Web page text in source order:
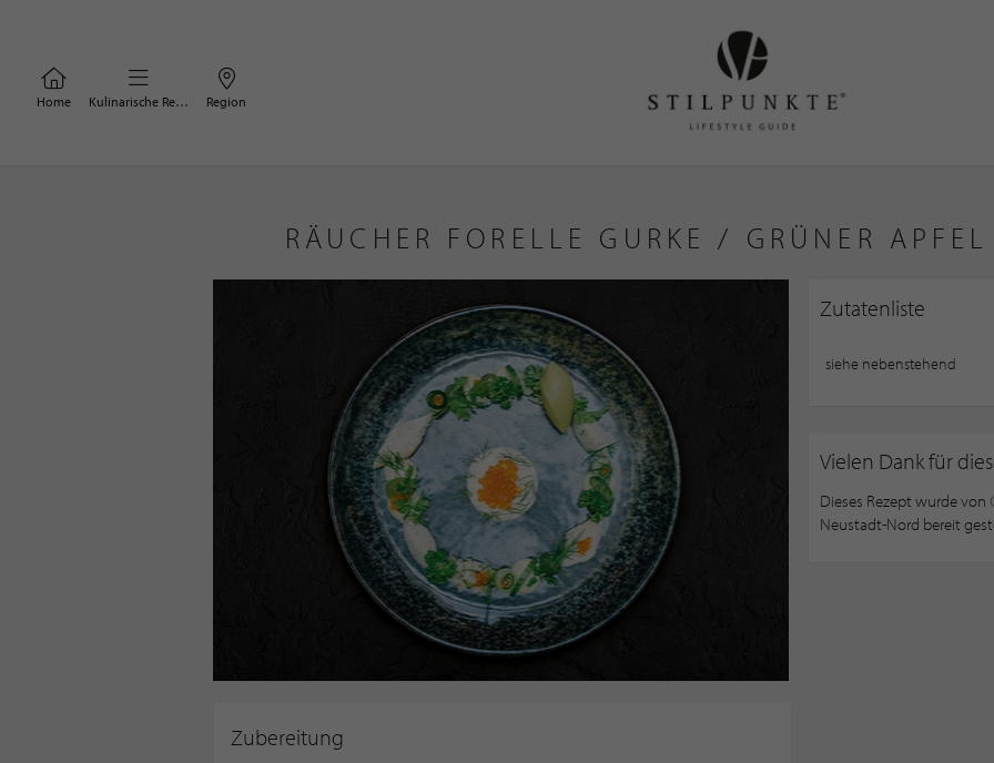
Home Kulinarische Rezepte Region
RÄUCHER FORELLE GURKE / GRÜNER
Zubereitung
Zutatenliste
siehe nebenstehend
Vielen Dank für
Dieses Rezept wurde von
Neustadt-Nord bereit